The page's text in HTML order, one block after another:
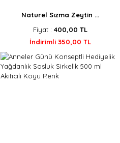
Naturel Sızma Zeytin ...
Fiyat : 400,00 TL
İndirimli 350,00 TL